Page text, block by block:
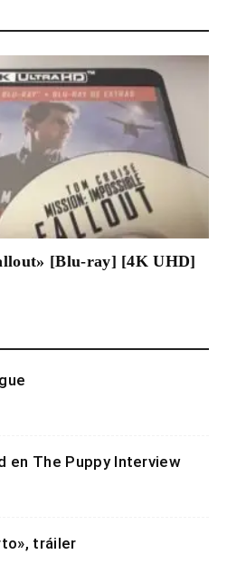
[Blu-ray] [4K UHD]
en The Puppy Interview
tráiler